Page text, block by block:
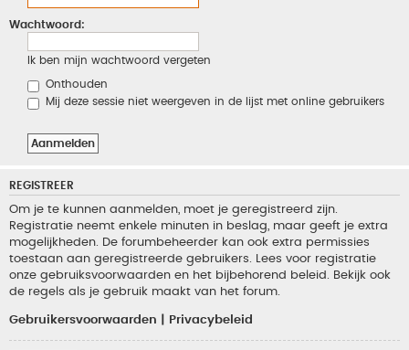
Wachtwoord:
Ik ben mijn wachtwoord vergeten
Onthouden
Mij deze sessie niet weergeven in de lijst met online gebruikers
REGISTREER
Om je te kunnen aanmelden, moet je geregistreerd zijn.
Registratie neemt enkele minuten in beslag, maar geeft je extra
mogelijkheden. De forumbeheerder kan ook extra permissies
toestaan aan geregistreerde gebruikers. Lees voor registratie
onze gebruiksvoorwaarden en het bijbehorend beleid. Bekijk ook
de regels als je gebruik maakt van het forum.
Gebruikersvoorwaarden Privacybeleid